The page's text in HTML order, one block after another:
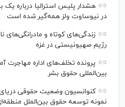
هشدار پلیس استرالیا درباره یک
در نیوساوت ولز همه‌گیر شده است
زندگی‌های کوتاه و مادرانگی‌های
رژیم صهیونیستی در غزه
پرونده تخلف‌های اداره مهاجرت
بین‌المللی حقوق بشر
کنوانسیون وضعیت حقوقی
نمونه توسعه حقوق بین‌الملل